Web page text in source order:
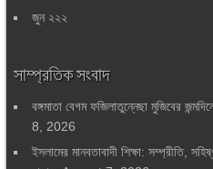
জুন ২২২
সাম্প্রতিক সংবাদ
বঙ্গমাতা বেগম ফজিলাতুন্নেছা মুজিবের
8, 2026
ইসলামের মানবতাবাদী শিক্ষা: সম্প্রীতি,